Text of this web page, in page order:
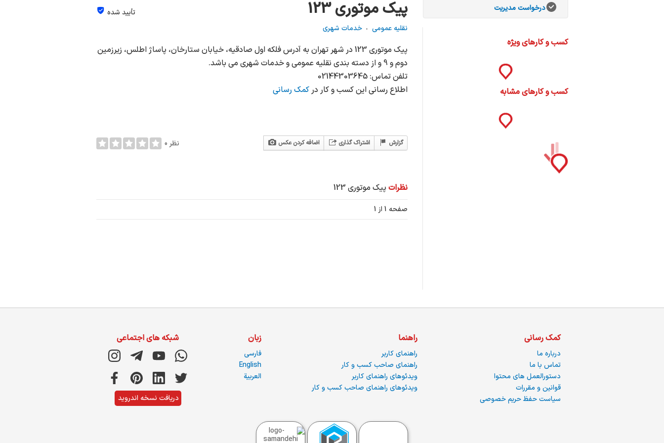
پیک موتوری 123
تأیید شده
نقلیه عمومی
خدمات شهری
پیک موتوری 123 در شهر تهران به آدرس فلکه اول صادقیه، خیابان ستارخان، پاساژ اطلس، زیرزمین
دوم و 9 و از دسته بندی نقلیه عمومی و خدمات شهری می باشد.
تلفن تماس: 02144303645
اطلاع رسانی این کسب و کار درکمک رسانی
اضافه کردن عکس اشتراک گذاری گزارش 0 نظر
نظرات پیک موتوری 123
صفحه 1 از 1
درخواست مدیریت
کسب و کارهای ویژه
کسب و کارهای مشابه
کمک رسانی
درباره ما
تماس با ما
دستورالعمل های محتوا
قوانین و مقررات
سیاست حفظ حریم خصوصی
راهنما
راهنمای کاربر
راهنمای صاحب کسب و کار
ویدئوهای راهنمای کاربر
ویدئوهای راهنمای صاحب کسب و کار
زبان
فارسی
English
العربية
شبکه های اجتماعی
دریافت نسخه اندروید